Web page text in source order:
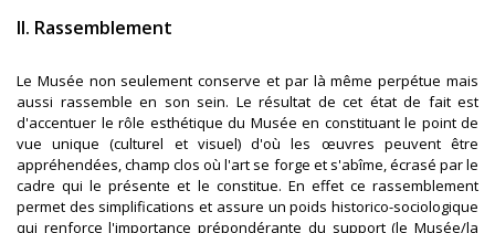
II. Rassemblement
Le Musée non seulement conserve et par là même perpétue mais
aussi rassemble en son sein. Le résultat de cet état de fait est
d'accentuer le rôle esthétique du Musée en constituant le point de
vue unique (culturel et visuel) d'où les œuvres peuvent être
appréhendées, champ clos où l'art se forge et s'abîme, écrasé par le
cadre qui le présente et le constitue. En effet ce rassemblement
permet des simplifications et assure un poids historico-sociologique
qui renforce l'importance prépondérante du support (le Musée/la